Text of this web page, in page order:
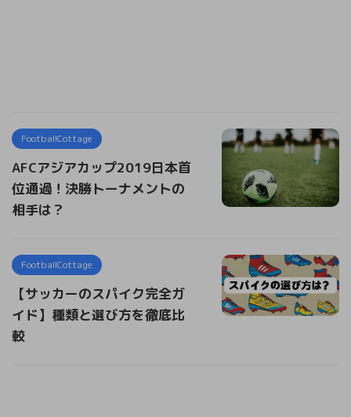
FootballCottage
AFCアジアカップ2019日本首
位通過！決勝トーナメントの
相手は？
FootballCottage
【サッカーのスパイク完全ガ
イド】種類と選び方を徹底比
較